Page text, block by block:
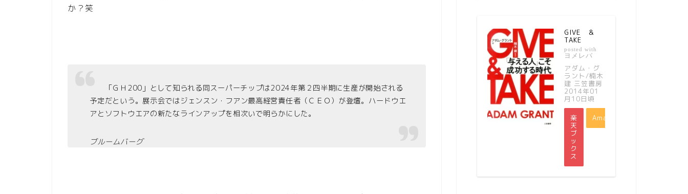
か？笑
「ＧＨ200」として知られる同スーパーチップは2024年第２四半期に生産が開始される
予定だという。展示会ではジェンスン・フアン最高経営責任者（ＣＥＯ）が登壇。ハードウエ
アとソフトウエアの新たなラインアップを相次いで明らかにした。
ブルームバーグ
GIVE ＆
TAKE
posted with
ヨメレバ
アダム・グ
ラント/楠木
建 三笠書房
2014年01
月10日頃
楽
天
ブ
ッ
ク
ス
Amazon